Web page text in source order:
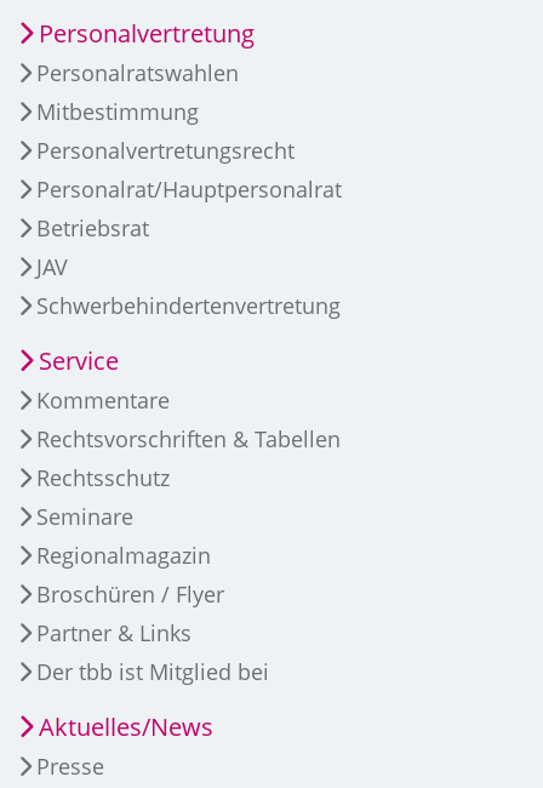
Personalvertretung
Personalratswahlen
Mitbestimmung
Personalvertretungsrecht
Personalrat/Hauptpersonalrat
Betriebsrat
JAV
Schwerbehindertenvertretung
Service
Kommentare
Rechtsvorschriften & Tabellen
Rechtsschutz
Seminare
Regionalmagazin
Broschüren / Flyer
Partner & Links
Der tbb ist Mitglied bei
Aktuelles/News
Presse